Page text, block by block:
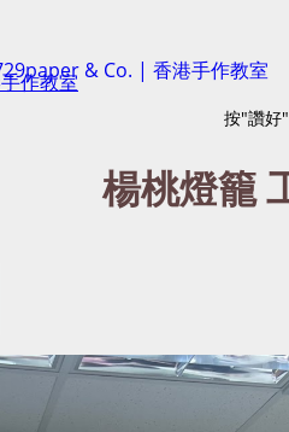
按"讚好
楊桃燈籠